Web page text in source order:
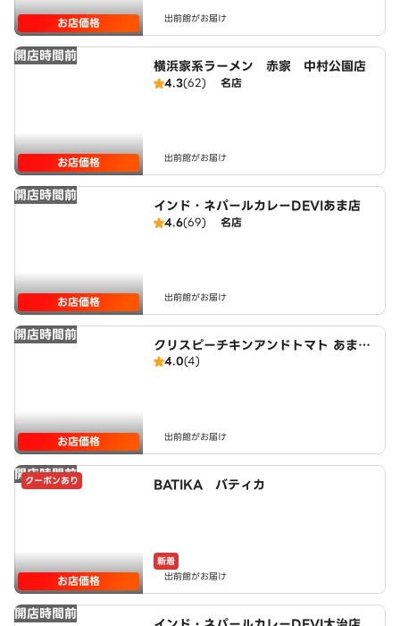
お店価格 出前館がお届け
開店時間前
お店価格
横浜家系ラーメン 赤家 中村公園店
4.3(62) 名店
出前館がお届け
開店時間前
お店価格
インド・ネパールカレーDEVIあま店
4.6(69) 名店
出前館がお届け
開店時間前
お店価格
クリスピーチキンアンドトマト あま市
店 CRISPY CHICKEN n’ TOMATO
4.0(4)
出前館がお届け
開店時間前
クーポンあり
お店価格
BATIKA バティカ
新着
出前館がお届け
開店時間前